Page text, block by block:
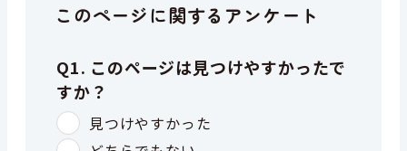
このページに関するアンケート